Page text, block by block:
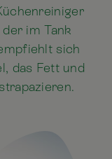
im Tank
sich
das Fett und